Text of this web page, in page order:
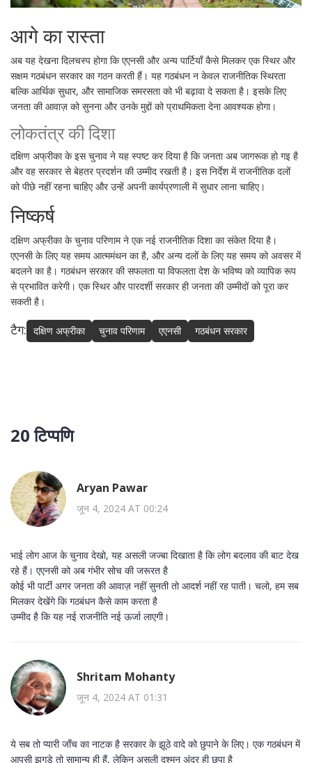
आगे का रास्ता
अब यह देखना दिलचस्प होगा कि एएनसी और अन्य पार्टियाँ कैसे मिलकर एक स्थिर और
सक्षम गठबंधन सरकार का गठन करती हैं। यह गठबंधन न केवल राजनीतिक स्थिरता
बल्कि आर्थिक सुधार, और सामाजिक समरसता को भी बढ़ावा दे सकता है। इसके लिए
जनता की आवाज़ को सुनना और उनके मुद्दों को प्राथमिकता देना आवश्यक होगा।
लोकतंत्र की दिशा
दक्षिण अफ्रीका के इस चुनाव ने यह स्पष्ट कर दिया है कि जनता अब जागरूक हो गइ है
और वह सरकार से बेहतर प्रदर्शन की उम्मीद रखती है। इस निर्देश में राजनीतिक दलों
को पीछे नहीं रहना चाहिए और उन्हें अपनी कार्यप्रणाली में सुधार लाना चाहिए।
निष्कर्ष
दक्षिण अफ्रीका के चुनाव परिणाम ने एक नई राजनीतिक दिशा का संकेत दिया है।
एएनसी के लिए यह समय आत्ममंथन का है, और अन्य दलों के लिए यह समय को अवसर में
बदलने का है। गठबंधन सरकार की सफलता या विफलता देश के भविष्य को व्यापिक रूप
से प्रभावित करेगी। एक स्थिर और पारदर्शी सरकार ही जनता की उम्मीदों को पूरा कर
सकती है।
टैग: दक्षिण अफ्रीका चुनाव परिणाम एएनसी गठबंधन सरकार
20 टिप्पणि
Aryan Pawar
जून 4, 2024 AT 00:24
भाई लोग आज के चुनाव देखो, यह असली जज्बा दिखाता है कि लोग बदलाव की बाट देख
रहे हैं। एएनसी को अब गंभीर सोच की जरूरत है
कोई भी पार्टी अगर जनता की आवाज़ नहीं सुनती तो आदर्श नहीं रह पाती। चलो, हम सब
मिलकर देखेंगे कि गठबंधन कैसे काम करता है
उम्मीद है कि यह नई राजनीति नई ऊर्जा लाएगी।
Shritam Mohanty
जून 4, 2024 AT 01:31
ये सब तो प्यारी जाँच का नाटक है सरकार के झूठे वादे को छुपाने के लिए। एक गठबंधन में
आपसी झगड़े तो सामान्य ही हैं, लेकिन असली दुश्मन अंदर ही छुपा है